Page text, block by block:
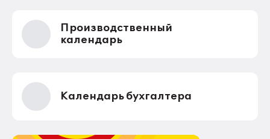
Производственный
календарь
Календарь бухгалтера